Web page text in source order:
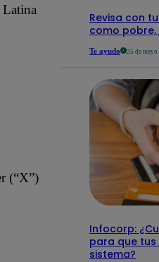
Latina
(“X”)
Revisa con
como pobre,
Te ayudo 25 de mayo
Infocorp:
para que tus
sistema?